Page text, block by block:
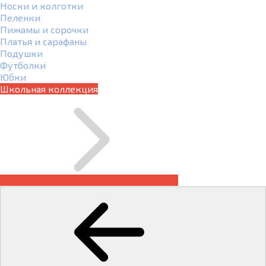
Носки и колготки
Пеленки
Пижамы и сорочки
Платья и сарафаны
Подушки
Футболки
Юбки
Школьная коллекция